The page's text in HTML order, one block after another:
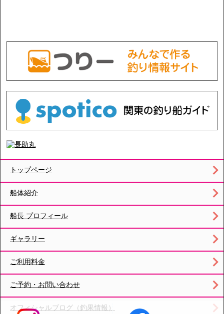
トップページ
船体紹介
船長 プロフィール
ギャラリー
ご利用料金
ご予約・お問い合わせ
オフィシャルブログ（釣果情報）